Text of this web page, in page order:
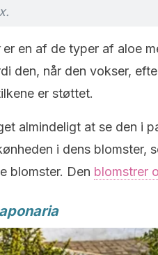
er en af de typer af aloe
den, når den vokser,
er støttet.
almindeligt at se den i
i dens blomster,
blomster. Den blomstrer